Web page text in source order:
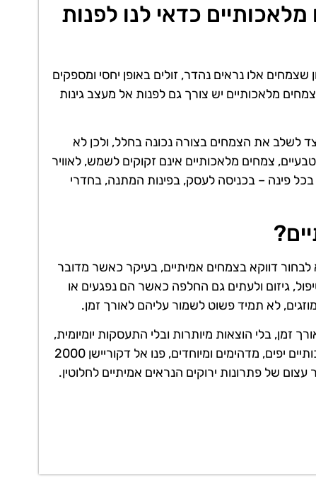
כדאי לנו לפנות
שצמחים אלו נראים נהדר, זולים באופן יחסי ומספקים
מלאכותיים יש צורך גם לפנות אל מעצב גינות
לשלב את הצמחים בצורה נכונה בחלל, ולכן לא
צמחים מלאכותיים אינם זקוקים לשמש, לאוויר
פינה – בכניסה לעסק, בפינות המתנה, בחדרי
לבחור דווקא בצמחים אמיתיים, בעיקר כאשר מדובר
גיזום ולעתים גם החלפה כאשר הם נפגעים או
לא תמיד פשוט לשמור עליהם לאורך זמן.
בלי הוצאות מיותרות ובלי התעסקות יומיומית,
צמחים מלאכותיים הם פתרון מצוין. אם אתם רוצים צמחים מלאכותיים יפים, מדהימים ומיוחדים, פנו אל דקוריישן 2000
של פתרונות ירוקים הנראים אמיתיים לחלוטין.